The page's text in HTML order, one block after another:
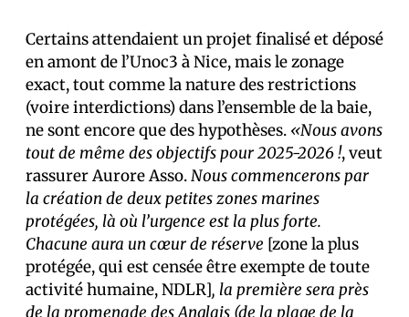
Certains attendaient un projet finalisé et déposé
en amont de l’Unoc3 à Nice, mais le zonage
exact, tout comme la nature des restrictions
(voire interdictions) dans l’ensemble de la baie,
ne sont encore que des hypothèses. «Nous avons
tout de même des objectifs pour 2025-2026 !, veut
rassurer Aurore Asso.Nous commencerons par
la création de deux petites zones marines
protégées, là où l’urgence est la plus forte.
Chacune aura un cœur de réserve [zone la plus
protégée, qui est censée être exempte de toute
activité humaine, NDLR], la première sera près
de la promenade des Anglais (de la plage de la